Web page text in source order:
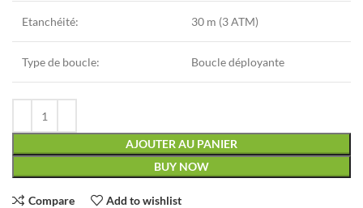
Etanchéité: 30 m (3 ATM)
Type de boucle: Boucle déployante
AJOUTER AU PANIER
BUY NOW
Compare Add to wishlist